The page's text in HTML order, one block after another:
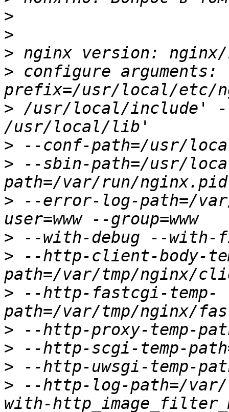
>
>
>
> configure
> /usr/local/include'
>
> --sbin-path=/usr/
> --error-log-path=/
>
> --http-client-body-
> --http-fastcgi-temp-
>
>
>
> --http-log-path=/